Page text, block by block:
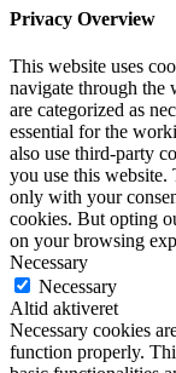
Privacy Overview
This website uses
navigate through the
are categorized as
essential for the
also use third-party
you use this
only with your
cookies. But opting
on your browsing
Necessary
Necessary
Altid aktiveret
Necessary cookies
function properly.